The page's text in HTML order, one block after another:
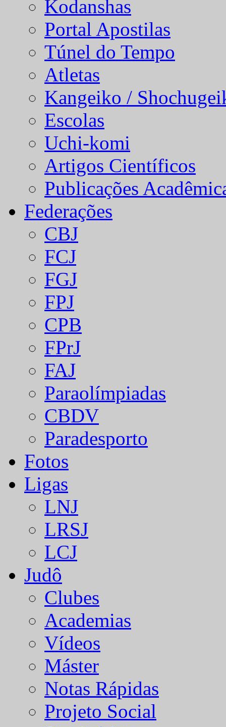
Kodanshas
Portal Apostilas
Túnel do Tempo
Atletas
Kangeiko /
Escolas
Uchi-komi
Artigos Científicos
Publicações
Federações
CBJ
FCJ
FGJ
FPJ
CPB
FPrJ
FAJ
Paraolímpiadas
CBDV
Paradesporto
Fotos
Ligas
LNJ
LRSJ
LCJ
Judô
Clubes
Academias
Vídeos
Máster
Notas Rápidas
Projeto Social